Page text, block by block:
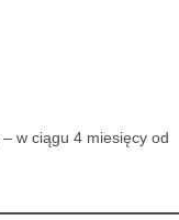
– w ciągu 4 miesięcy od